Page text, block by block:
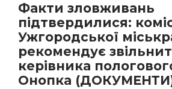
Факти зловживань
підтвердилися:
Ужгородської
рекомендує
керівника
Онопка